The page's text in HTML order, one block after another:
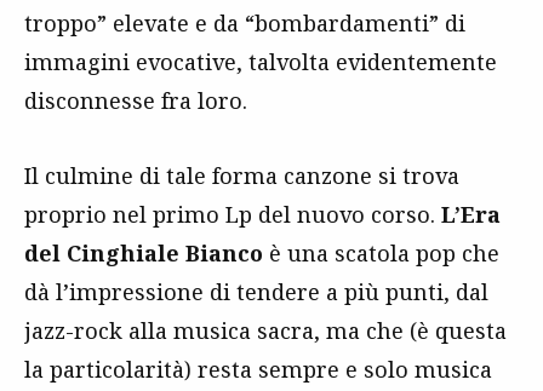
troppo” elevate e da “bombardamenti” di
immagini evocative, talvolta evidentemente
disconnesse fra loro.
Il culmine di tale forma canzone si trova
proprio nel primo Lp del nuovo corso. L’Era
del Cinghiale Bianco è una scatola pop che
dà l’impressione di tendere a più punti, dal
jazz-rock alla musica sacra, ma che (è questa
la particolarità) resta sempre e solo musica